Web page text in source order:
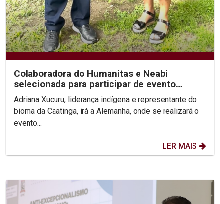
Colaboradora do Humanitas e Neabi
selecionada para participar de evento
internacional...
Adriana Xucuru, liderança indígena e representante do
bioma da Caatinga, irá a Alemanha, onde se realizará o
evento...
LER MAIS